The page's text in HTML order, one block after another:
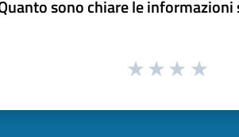
sono chiare le informazioni